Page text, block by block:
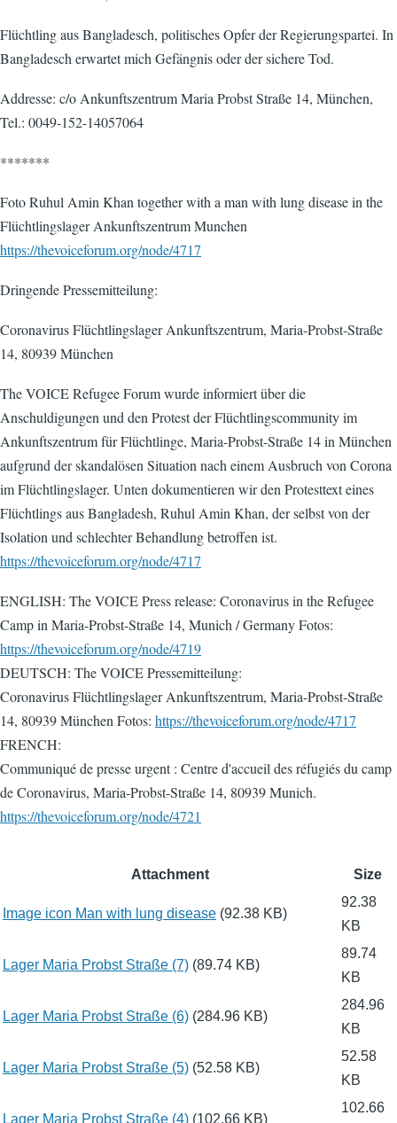
Flüchtling aus Bangladesch, politisches Opfer der Regierungspartei. In
Bangladesch erwartet mich Gefängnis oder der sichere Tod.
Addresse: c/o Ankunftszentrum Maria Probst Straße 14, München,
Tel.: 0049-152-14057064
*******
Foto Ruhul Amin Khan together with a man with lung disease in the
Flüchtlingslager Ankunftszentrum Munchen
https://thevoiceforum.org/node/4717
Dringende Pressemitteilung:
Coronavirus Flüchtlingslager Ankunftszentrum, Maria-Probst-Straße
14, 80939 München
The VOICE Refugee Forum wurde informiert über die
Anschuldigungen und den Protest der Flüchtlingscommunity im
Ankunftszentrum für Flüchtlinge, Maria-Probst-Straße 14 in München
aufgrund der skandalösen Situation nach einem Ausbruch von Corona
im Flüchtlingslager. Unten dokumentieren wir den Protesttext eines
Flüchtlings aus Bangladesh, Ruhul Amin Khan, der selbst von der
Isolation und schlechter Behandlung betroffen ist.
https://thevoiceforum.org/node/4717
ENGLISH: The VOICE Press release: Coronavirus in the Refugee
Camp in Maria-Probst-Straße 14, Munich / Germany Fotos:
https://thevoiceforum.org/node/4719
DEUTSCH: The VOICE Pressemitteilung:
Coronavirus Flüchtlingslager Ankunftszentrum, Maria-Probst-Straße
14, 80939 München Fotos: https://thevoiceforum.org/node/4717
FRENCH:
Communiqué de presse urgent : Centre d'accueil des réfugiés du camp
de Coronavirus, Maria-Probst-Straße 14, 80939 Munich.
https://thevoiceforum.org/node/4721
Attachment Size
Image icon Man with lung disease (92.38 KB)
92.38
KB
Lager Maria Probst Straße (7) (89.74 KB)
89.74
KB
Lager Maria Probst Straße (6) (284.96 KB)
284.96
KB
Lager Maria Probst Straße (5) (52.58 KB)
52.58
KB
Lager Maria Probst Straße (4) (102.66 KB)
102.66